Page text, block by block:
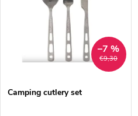
€9,30
–7 %
Camping cutlery set